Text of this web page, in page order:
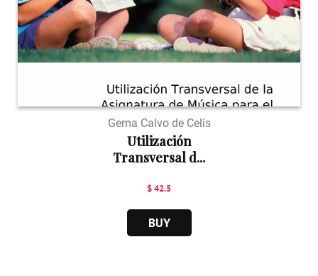
Gema Calvo de Celis
Utilización
Transversal d...
$ 42.5
BUY